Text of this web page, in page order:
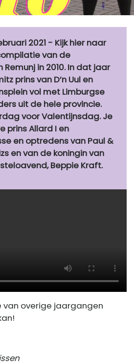
2021 - Kijk hier naar
van de
in 2010. In dat jaar
prins van D’n Uul en
vol met Limburgse
uit de hele provincie.
voor Valentijnsdag. Je
prins Allard I en
en optredens van Paul &
en van de koningin van
Beppie Kraft.
van overige jaargangen